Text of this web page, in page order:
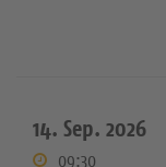
14. Sep. 2026
09:30